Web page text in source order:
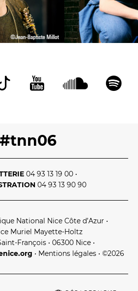
vous en ligne
en ligne
#tnn06
04 93 13 19 00 •
04 93 13 90 90
National Nice Côte d’Azur •
Muriel Mayette‑Holtz
• 06300 Nice •
• Mentions légales• ©2026